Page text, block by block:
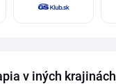
v iných krajinách